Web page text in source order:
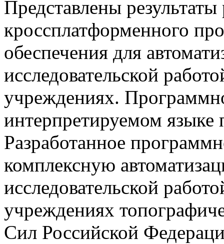
Представлены результаты
кроссплатформенного
обеспечения для
исследовательской
учреждениях.
интерпретируемом
Разработанное
комплексную
исследовательской
учреждениях
Сил Российской